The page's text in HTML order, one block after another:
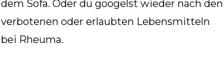
dem Sofa. Oder du googelst wieder nach den
verbotenen oder erlaubten Lebensmitteln
bei Rheuma.